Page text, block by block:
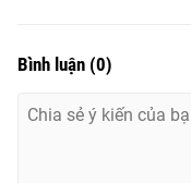
Bình luận (0)